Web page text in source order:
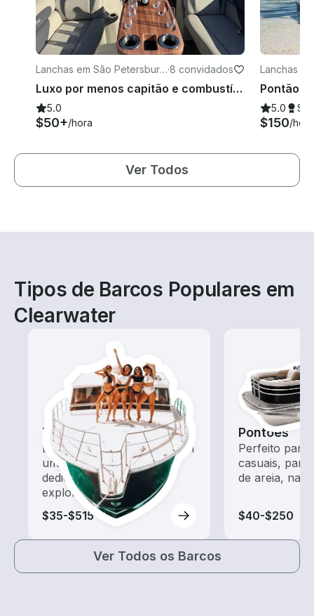
Lanchas em São Petersburg
o
·8 convidados
Luxo por menos capitão e combustível incluídos
5.0
$50+/hora
Lanchas
5.0
$150/hora
Ver Todos
Tipos de Barcos Populares em
Clearwater
Tours
Explore as águas locais com
um aluguel de barco
dedicado a passeios e
exploração
$35-$515
Pontões
Perfeito para
casuais,
de areia,
$40-$250
Ver Todos os Barcos